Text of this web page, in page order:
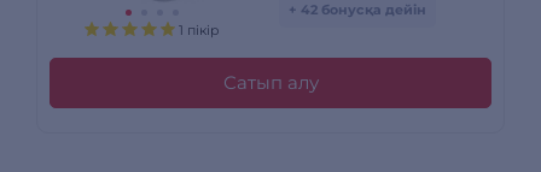
1 пікір
+ 42 бонусқа дейін
Сатып алу